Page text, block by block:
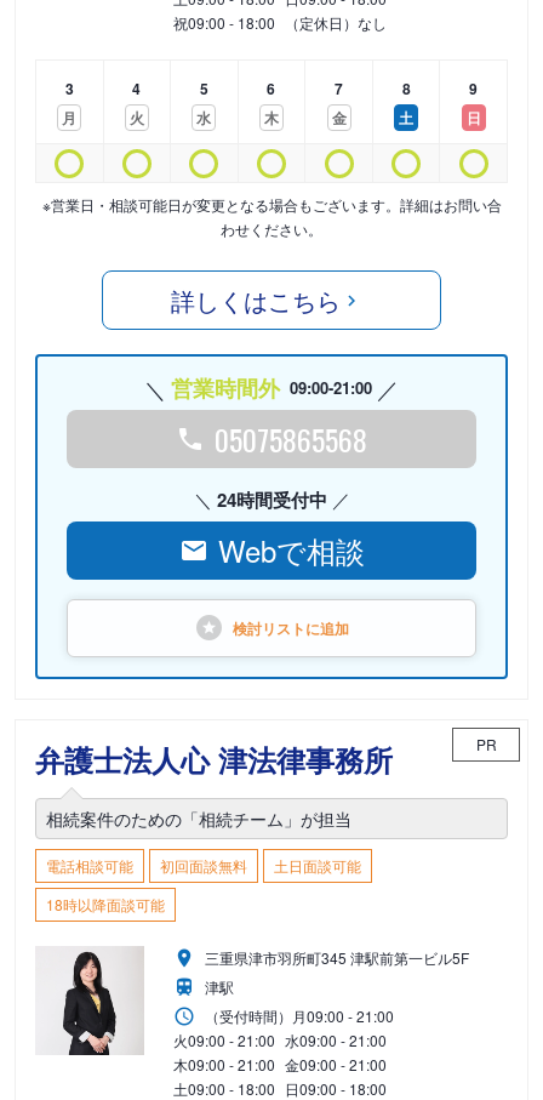
祝09:00 - 18:00 （定休日）なし
3
月
4
火
5
水
6
木
7
金
8
土
9
日
※営業日・相談可能日が変更となる場合もございます。詳細はお問い合
わせください。
詳しくはこちら
営業時間外 09:00-21:00
05075865568
24時間受付中
Webで相談
検討リストに追加
弁護士法人心 津法律事務所 PR
相続案件のための「相続チーム」が担当
電話相談可能 初回面談無料
土日面談可能
18時以降面談可能
三重県津市羽所町345 津駅前第一ビル5F
津駅
（受付時間） 月09:00 - 21:00
火09:00 - 21:00 水09:00 - 21:00
木09:00 - 21:00 金09:00 - 21:00
土09:00 - 18:00 日09:00 - 18:00